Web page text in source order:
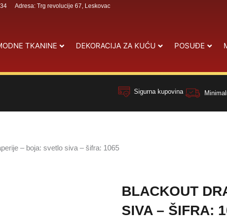
Adresa: Trg revolucije 67, Leskovac
TKANINE DEKORACIJA ZA KUĆU POSUĐE
Sigurna kupovina
– boja: svetlo siva – šifra: 1065
BLACKOUT
SIVA – ŠIFRA: